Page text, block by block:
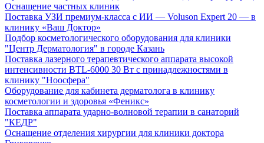
Оснащение частных клиник
Поставка УЗИ премиум-класса с ИИ — Voluson Expert 20 — в
клинику «Ваш Доктор»
Подбор косметологического оборудования для клиники
"Центр Дерматология" в городе Казань
Поставка лазерного терапевтического аппарата высокой
интенсивности BTL-6000 30 Вт с принадлежностями в
клинику "Ноосфера"
Оборудование для кабинета дерматолога в клинику
косметологии и здоровья «Феникс»
Поставка аппарата ударно-волновой терапии в санаторий
"КЕДР"
Оснащение отделения хирургии для клиники доктора